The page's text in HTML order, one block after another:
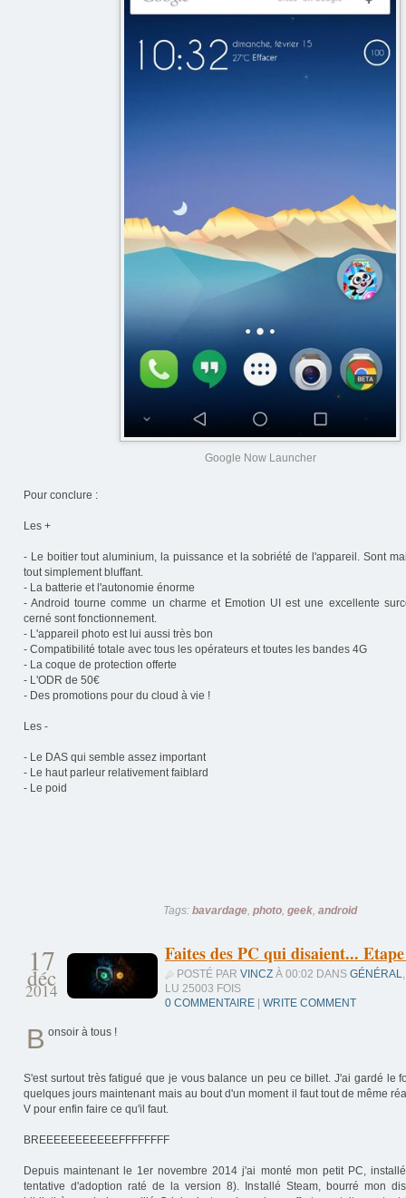
Google Now Launcher
Pour conclure :
Les +
- Le boitier tout aluminium, la puissance et la sobriété de l'appareil. Sont
tout simplement bluffant.
- La batterie et l'autonomie énorme
- Android tourne comme un charme et Emotion UI est une excellente
cerné sont fonctionnement.
- L'appareil photo est lui aussi très bon
- Compatibilité totale avec tous les opérateurs et toutes les bandes 4G
- La coque de protection offerte
- L'ODR de 50€
- Des promotions pour du cloud à vie !
Les -
- Le DAS qui semble assez important
- Le haut parleur relativement faiblard
- Le poid
Tags: bavardage, photo, geek, android
17
déc
2014
Faites des PC qui disaient...
POSTÉ PAR VINCZ À 00:02 DANS GÉNÉRAL,
LU 25003 FOIS
0 COMMENTAIRE
WRITE COMMENT
B onsoir à tous !
S'est surtout très fatigué que je vous balance un peu ce billet. J'ai gardé le
quelques jours maintenant mais au bout d'un moment il faut tout de même
V pour enfin faire ce qu'il faut.
BREEEEEEEEEEEFFFFFFFF
Depuis maintenant le 1er novembre 2014 j'ai monté mon petit PC,
tentative d'adoption raté de la version 8). Installé Steam, bourré mon